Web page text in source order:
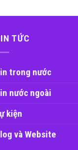
TỨC
trong nước
nước ngoài
kiện
và Website